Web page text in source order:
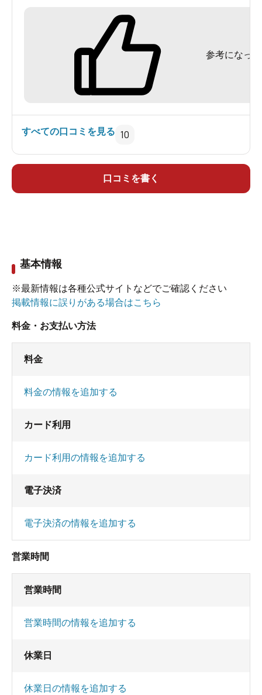
ロッカーには貴重品と外套だけを入れ、水着に着
替えてあとはバーデーゾーンに持ち込み。バー
デーゾーンのロッカー(鍵なし)に入れて運動浴を楽
しむ。バーデーゾーンから裸浴ゾーンに移動する
ときは、そのまま荷物を持って裸浴ゾーンの脱衣
てしまう。
からバーデーゾーンに行っています。これをされ
ると裸浴脱衣所の籠が埋まってしまうので鬱陶し
ゾーンで歩行浴をしつつ汗をかくという使い方が
メインになります。一応バーデーゾーンも裸浴
ゾーンも温泉使用とのことですが、バーデーゾー
ンはプールそのもの。温泉のポテンシャルはない
とは思えません。近くの「ふれ愛温泉矢田」から
湯でした。
ら、温泉としての評価は星1つという感じです。ま
いしいいんじゃないかなというところでしょう。
参考になった
すべての口コミを見る 10
口コミを書く
基本情報
※最新情報は各種公式サイトなどでご確認ください
掲載情報に誤りがある場合はこちら
料金・お支払い方法
料金
料金の情報を追加する
カード利用
カード利用の情報を追加する
電子決済
電子決済の情報を追加する
営業時間
営業時間
営業時間の情報を追加する
休業日
休業日の情報を追加する